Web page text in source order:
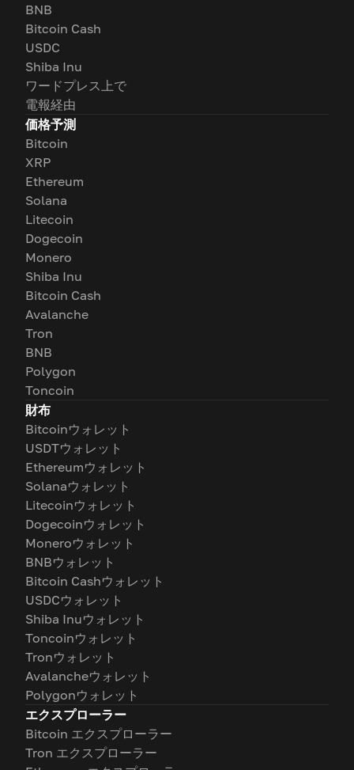
BNB
Bitcoin Cash
USDC
Shiba Inu
ワードプレス上で
電報経由
価格予測
Bitcoin
XRP
Ethereum
Solana
Litecoin
Dogecoin
Monero
Shiba Inu
Bitcoin Cash
Avalanche
Tron
BNB
Polygon
Toncoin
財布
Bitcoinウォレット
USDTウォレット
Ethereumウォレット
Solanaウォレット
Litecoinウォレット
Dogecoinウォレット
Moneroウォレット
BNBウォレット
Bitcoin Cashウォレット
USDCウォレット
Shiba Inuウォレット
Toncoinウォレット
Tronウォレット
Avalancheウォレット
Polygonウォレット
エクスプローラー
Bitcoin エクスプローラー
Tron エクスプローラー